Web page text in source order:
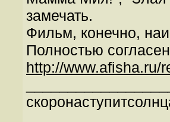
замечать.
Фильм, конечно,
Полностью
http://www.afisha.ru/